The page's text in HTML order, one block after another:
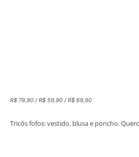
R$ 79,90 / R$ 59,90 / R$ 69,90
Tricôs fofos: vestido, blusa e poncho.